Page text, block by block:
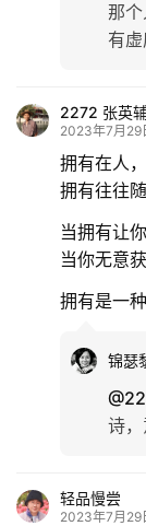
那
有虚
2272 张英
2023年7月29
拥有在人
拥有往往
当拥有让
当你无意
拥有是一
锦瑟
诗，
轻品慢尝
2023年7月29